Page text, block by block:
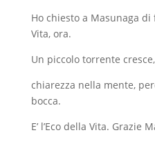
Ho chiesto a Masunaga di
Vita, ora.
Un piccolo torrente
chiarezza nella mente,
bocca.
E’ l’Eco della Vita. Grazie